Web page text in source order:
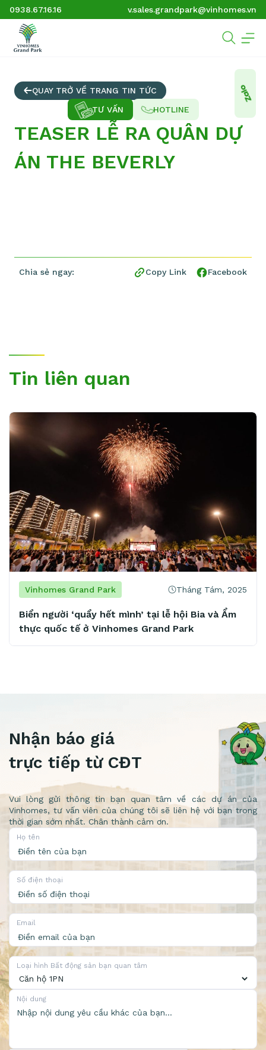
0938.67.16.16 v.sales.grandpark@vinhomes.vn
QUAY TRỞ VỀ TRANG TIN TỨC
TEASER LỄ RA QUÂN DỰ
ÁN THE BEVERLY
Chia sẻ ngay: Copy Link Facebook
Tin liên quan
Vinhomes Grand Park Tháng Tám, 2025
Biển người ‘quẩy hết mình’ tại lễ hội Bia và Ẩm
thực quốc tế ở Vinhomes Grand Park
Nhận báo giá
trực tiếp từ CĐT
Vui lòng gửi thông tin bạn quan tâm về các dự án của
Vinhomes, tư vấn viên của chúng tôi sẽ liên hệ với bạn trong
thời gian sớm nhất. Chân thành cảm ơn.
Họ tên
Số điện thoại
Email
Loại hình Bất động sản bạn quan tâm
Nội dung
TƯ VẤN HOTLINE